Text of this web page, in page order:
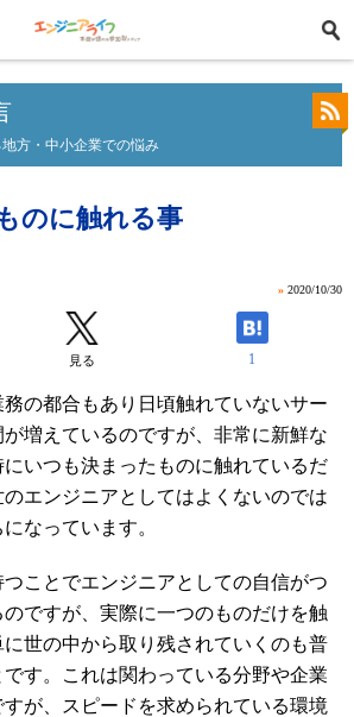
方・中小企業での悩み
のに触れる事
» 2020/10/30
見る 1
の都合もあり日頃触れていないサー
増えているのですが、非常に新鮮な
いつも決まったものに触れているだ
エンジニアとしてはよくないのでは
なっています。
ことでエンジニアとしての自信がつ
のですが、実際に一つのものだけを触
世の中から取り残されていくのも普
す。これは関わっている分野や企業
が、スピードを求められている環境